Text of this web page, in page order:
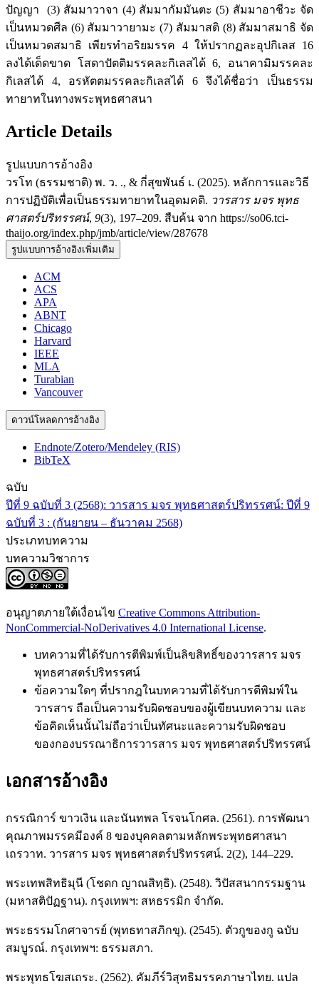
ปัญญา (3) สัมมาวาจา (4) สัมมากัมมันตะ (5) สัมมาอาชีวะ จัด
เป็นหมวดศีล (6) สัมมาวายามะ (7) สัมมาสติ (8) สัมมาสมาธิ จัด
เป็นหมวดสมาธิ เพียรทำอริยมรรค 4 ให้ปรากฏละอุปกิเลส 16
ลงได้เด็ดขาด โสดาปัตติมรรคละกิเลสได้ 6, อนาคามิมรรคละ
กิเลสได้ 4, อรหัตตมรรคละกิเลสได้ 6 จึงได้ชื่อว่า เป็นธรรม
ทายาทในทางพระพุทธศาสนา
Article Details
รูปแบบการอ้างอิง
วรโท (ธรรมชาติ) พ. ว. ., & กี่สุขพันธ์ เ. (2025). หลักการและวิธี
การปฏิบัติเพื่อเป็นธรรมทายาทในอุดมคติ. วารสาร มจร พุทธ
ศาสตร์ปริทรรศน์, 9(3), 197–209. สืบค้น จาก https://so06.tci-
thaijo.org/index.php/jmb/article/view/287678
รูปแบบการอ้างอิงเพิ่มเติม
ACM
ACS
APA
ABNT
Chicago
Harvard
IEEE
MLA
Turabian
Vancouver
ดาวน์โหลดการอ้างอิง
Endnote/Zotero/Mendeley (RIS)
BibTeX
ฉบับ
ปีที่ 9 ฉบับที่ 3 (2568): วารสาร มจร พุทธศาสตร์ปริทรรศน์: ปีที่ 9
ฉบับที่ 3 : (กันยายน – ธันวาคม 2568)
ประเภทบทความ
บทความวิชาการ
อนุญาตภายใต้เงื่อนไข Creative Commons Attribution-
NonCommercial-NoDerivatives 4.0 International License.
บทความที่ได้รับการตีพิมพ์เป็นลิขสิทธิ์ของวารสาร มจร
พุทธศาสตร์ปริทรรศน์
ข้อความใดๆ ที่ปรากฎในบทความที่ได้รับการตีพิมพ์ใน
วารสาร ถือเป็นความรับผิดชอบของผู้เขียนบทความ และ
ข้อคิดเห็นนั้นไม่ถือว่าเป็นทัศนะและความรับผิดชอบ
ของกองบรรณาธิการวารสาร มจร พุทธศาสตร์ปริทรรศน์
เอกสารอ้างอิง
กรรณิการ์ ขาวเงิน และนันทพล โรจนโกศล. (2561). การพัฒนา
คุณภาพมรรคมีองค์ 8 ของบุคคลตามหลักพระพุทธศาสนา
เถรวาท. วารสาร มจร พุทธศาสตร์ปริทรรศน์. 2(2), 144–229.
พระเทพสิทธิมุนี (โชดก ญาณสิทฺธิ). (2548). วิปัสสนากรรมฐาน
(มหาสติปัฏฐาน). กรุงเทพฯ: สหธรรมิก จำกัด.
พระธรรมโกศาจารย์ (พุทธทาสภิกขุ). (2545). ตัวกูของกู ฉบับ
สมบูรณ์. กรุงเทพฯ: ธรรมสภา.
พระพุทธโฆสเถระ. (2562). คัมภีร์วิสุทธิมรรคภาษาไทย. แปล